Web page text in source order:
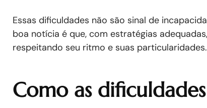
Essas dificuldades não são sinal de
boa notícia é que, com estratégias
respeitando seu ritmo e suas particularidades.
Como as